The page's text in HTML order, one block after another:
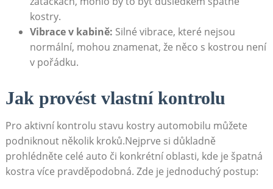
kostry.
Vibrace ⁣v kabině: Silné vibrace, které nejsou
normální, mohou‌ znamenat, že něco s kostrou není
v pořádku.
Jak provést vlastní kontrolu
Pro aktivní kontrolu stavu kostry automobilu můžete‌
podniknout několik kroků.Nejprve si důkladně
prohlédněte celé auto či konkrétní oblasti, kde je špatná
kostra více pravděpodobná. Zde je ⁢jednoduchý postup: